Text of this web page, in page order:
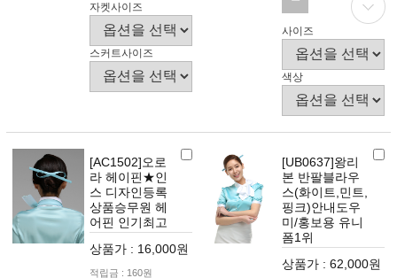
자켓사이즈
스커트사이즈
사이즈
색상
[AC1502]오로
라 헤이핀★인
스 디자인등록
상품승무원 헤
어핀 인기최고
상품가 : 16,000원
적립금 : 160원
[UB0637]왕리
본 반팔블라우
스(화이트,민트,
핑크)안내도우
미/홍보용 유니
폼1위
상품가 : 62,000원